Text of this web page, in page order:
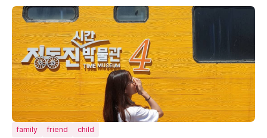
family friend child